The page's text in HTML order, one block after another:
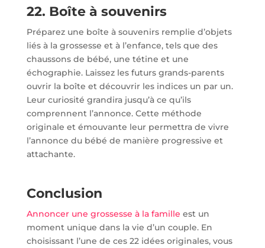
22. Boîte à souvenirs
Préparez une boîte à souvenirs remplie d’objets
liés à la grossesse et à l’enfance, tels que des
chaussons de bébé, une tétine et une
échographie. Laissez les futurs grands-parents
ouvrir la boîte et découvrir les indices un par un.
Leur curiosité grandira jusqu’à ce qu’ils
comprennent l’annonce. Cette méthode
originale et émouvante leur permettra de vivre
l’annonce du bébé de manière progressive et
attachante.
Conclusion
Annoncer une grossesse à la famille est un
moment unique dans la vie d’un couple. En
choisissant l’une de ces 22 idées originales, vous